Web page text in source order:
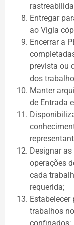
Entregar
ao Vigia
Encerrar a
prevista ou
dos
Manter
de Entrada
Designar
operações
cada
requerida;
trabalhos
confinados;